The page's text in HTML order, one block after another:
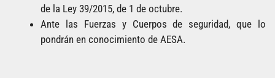
de la Ley 39/2015, de 1 de octubre.
Ante las Fuerzas y Cuerpos de seguridad, que lo
pondrán en conocimiento de AESA.